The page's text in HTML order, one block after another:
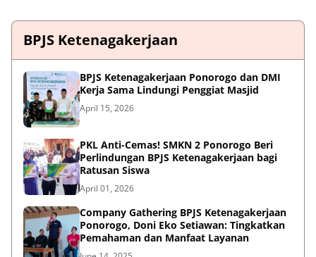
BPJS Ketenagakerjaan
BPJS Ketenagakerjaan Ponorogo dan DMI
Kerja Sama Lindungi Penggiat Masjid
April 15, 2026
PKL Anti-Cemas! SMKN 2 Ponorogo Beri
Perlindungan BPJS Ketenagakerjaan bagi
Ratusan Siswa
April 01, 2026
Company Gathering BPJS Ketenagakerjaan
Ponorogo, Doni Eko Setiawan: Tingkatkan
Pemahaman dan Manfaat Layanan